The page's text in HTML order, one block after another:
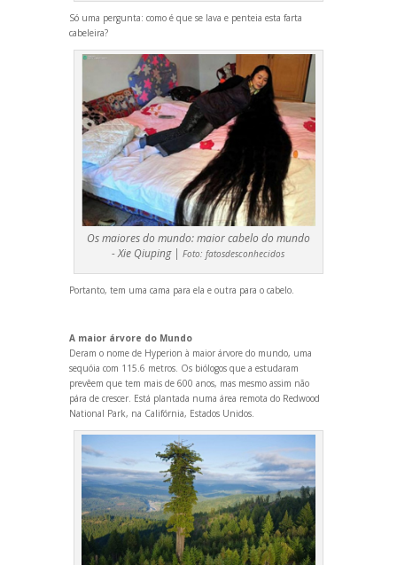
Só uma pergunta: como é que se lava e penteia esta farta
cabeleira?
Os maiores do mundo: maior cabelo do mundo
- Xie Qiuping |Foto:fatosdesconhecidos
Portanto, tem uma cama para ela e outra para o cabelo.
A maior árvore do Mundo
Deram o nome de ‎Hyperion‬ à maior árvore do mundo, uma
sequóia com 115.6 metros. Os biólogos que a estudaram
prevêem que tem mais de 600 anos, mas mesmo assim não
pára de crescer. Está plantada numa área remota do Redwood
National Park, na Califórnia, Estados Unidos.